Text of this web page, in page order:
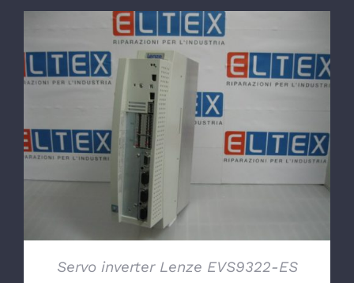
DETTAGLI
Servo inverter Lenze EVS9322-ES